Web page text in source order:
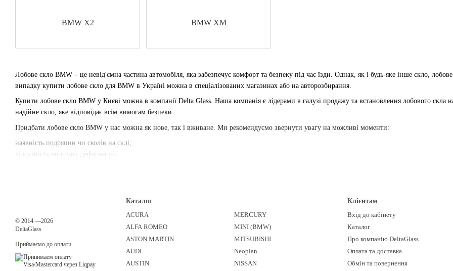
Лобове скло BMW – це невід'ємна частина автомобіля, яка забезпечує комфорт та безпеку під час їзди. Однак, як і будь-яке інше скло,
випадку купити лобове скло для BMW в Україні можна в спеціалізованих магазинах або на авторозбирання.
Купити лобове скло BMW у Києві можна в компанії Delta Glass. Наша компанія є лідерами в галузі продажу та встановлення лобового
надійне скло, яке відповідає всім вимогам безпеки.
Придбати лобове скло BMW у нас можна як нове, так і вживане. Ми рекомендуємо звернути увагу на можливі моменти:
наявність подряпин чи сколів на склі;
відсутність видимих деформацій;
Важливо пам'ятати, що встановлення лобового скла BMW є відповідальною процедурою, яка потребує професійних знань та досвіду. Наша
на автомобілі BMW будь-яких моделей. Ми працюємо лише з кваліфікованими майстрами, які мають досвід роботи з автомобілями BMW.
Придбати лобове скло BMW в Україні стало набагато простіше завдяки нашій компанії Delta Glass. Ми пропонуємо широкий вибір
якість продукції та послуг, а також індивідуальний підхід до кожного клієнта. Якщо у вас є питання щодо лобового скла на ваш автомобіль
BMW X2 BMW XM
© 2014 —2026
DeltaGlass
Приймаємо до оплати
Каталог
ACURA
ALFA ROMEO
ASTON MARTIN
AUDI
AUSTIN
MERCURY
MINI (BMW)
MITSUBISHI
Neoplan
NISSAN
Клієнтам
Вхід до кабінету
Каталог
Про компанію DeltaGlass
Оплата та доставка
Обмін та повернення